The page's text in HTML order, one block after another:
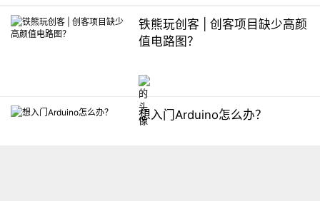
铁熊玩创客 | 创客项目缺少高颜
值电路图？
想入门Arduino怎么办？